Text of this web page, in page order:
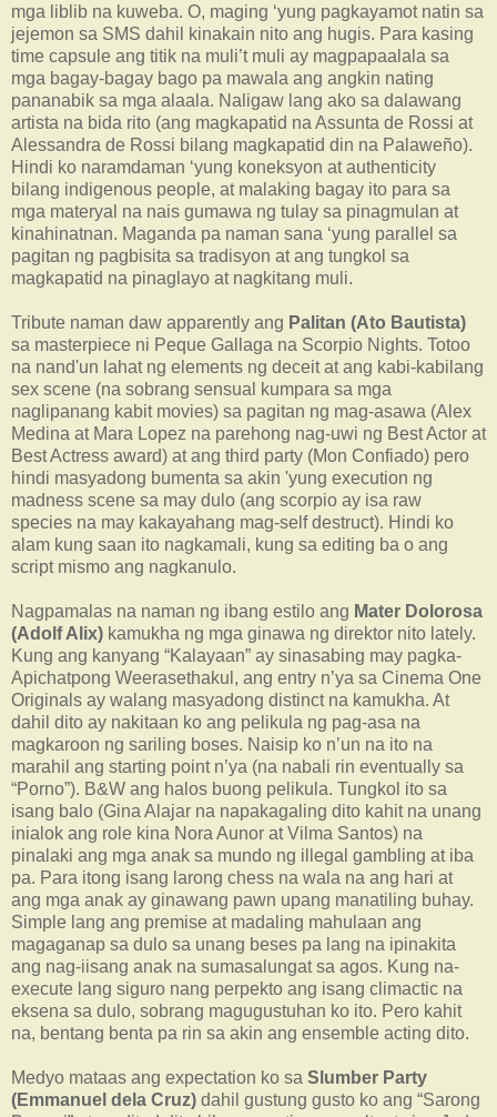
mga liblib na kuweba. O, maging ‘yung pagkayamot natin sa
jejemon sa SMS dahil kinakain nito ang hugis. Para kasing
time capsule ang titik na muli’t muli ay magpapaalala sa
mga bagay-bagay bago pa mawala ang angkin nating
pananabik sa mga alaala. Naligaw lang ako sa dalawang
artista na bida rito (ang magkapatid na Assunta de Rossi at
Alessandra de Rossi bilang magkapatid din na Palaweño).
Hindi ko naramdaman ‘yung koneksyon at authenticity
bilang indigenous people, at malaking bagay ito para sa
mga materyal na nais gumawa ng tulay sa pinagmulan at
kinahinatnan. Maganda pa naman sana ‘yung parallel sa
pagitan ng pagbisita sa tradisyon at ang tungkol sa
magkapatid na pinaglayo at nagkitang muli.
Tribute naman daw apparently ang Palitan (Ato Bautista)
sa masterpiece ni Peque Gallaga na Scorpio Nights. Totoo
na nand'un lahat ng elements ng deceit at ang kabi-kabilang
sex scene (na sobrang sensual kumpara sa mga
naglipanang kabit movies) sa pagitan ng mag-asawa (Alex
Medina at Mara Lopez na parehong nag-uwi ng Best Actor at
Best Actress award) at ang third party (Mon Confiado) pero
hindi masyadong bumenta sa akin 'yung execution ng
madness scene sa may dulo (ang scorpio ay isa raw
species na may kakayahang mag-self destruct). Hindi ko
alam kung saan ito nagkamali, kung sa editing ba o ang
script mismo ang nagkanulo.
Nagpamalas na naman ng ibang estilo ang Mater Dolorosa
(Adolf Alix) kamukha ng mga ginawa ng direktor nito lately.
Kung ang kanyang “Kalayaan” ay sinasabing may pagka-
Apichatpong Weerasethakul, ang entry n’ya sa Cinema One
Originals ay walang masyadong distinct na kamukha. At
dahil dito ay nakitaan ko ang pelikula ng pag-asa na
magkaroon ng sariling boses. Naisip ko n’un na ito na
marahil ang starting point n’ya (na nabali rin eventually sa
“Porno”). B&W ang halos buong pelikula. Tungkol ito sa
isang balo (Gina Alajar na napakagaling dito kahit na unang
inialok ang role kina Nora Aunor at Vilma Santos) na
pinalaki ang mga anak sa mundo ng illegal gambling at iba
pa. Para itong isang larong chess na wala na ang hari at
ang mga anak ay ginawang pawn upang manatiling buhay.
Simple lang ang premise at madaling mahulaan ang
magaganap sa dulo sa unang beses pa lang na ipinakita
ang nag-iisang anak na sumasalungat sa agos. Kung na-
execute lang siguro nang perpekto ang isang climactic na
eksena sa dulo, sobrang magugustuhan ko ito. Pero kahit
na, bentang benta pa rin sa akin ang ensemble acting dito.
Medyo mataas ang expectation ko sa Slumber Party
(Emmanuel dela Cruz) dahil gustung gusto ko ang “Sarong